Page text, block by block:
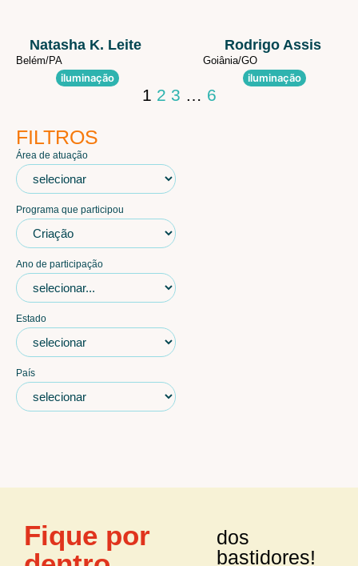
Natasha K. Leite
Belém/PA
iluminação
Rodrigo Assis
Goiânia/GO
iluminação
1 2 3 … 6
FILTROS
Área de atuação
Programa que participou
Ano de participação
Estado
País
dos
bastidores!
Fique por